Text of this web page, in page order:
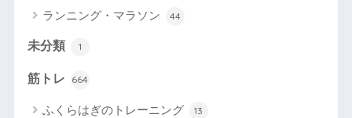
ランニング・マラソン 44
未分類 1
筋トレ 664
ふくらはぎのトレーニング 13